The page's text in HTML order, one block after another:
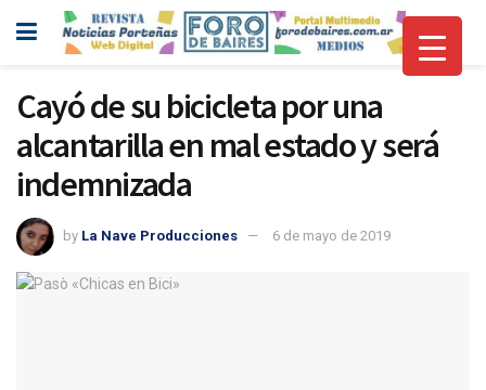
Cayó de su bicicleta por una
alcantarilla en mal estado y será
indemnizada
by La Nave Producciones 6 de mayo de 2019